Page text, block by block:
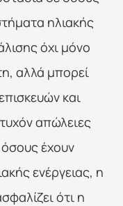
ηλιακής
όχι μόνο
αλλά μπορεί
και
απώλειες
όσους έχουν
ενέργειας, η
ότι η